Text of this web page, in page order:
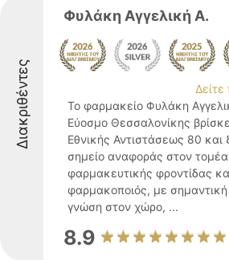
Διακριθέντες
Φυλάκη Αγγελική Α.
Το φαρμακείο Φυλάκη
Εύοσμο Θεσσαλονίκης
Εθνικής Αντιστάσεως 80 και
σημείο αναφοράς στον τομέα
φαρμακευτικής φροντίδας
φαρμακοποιός, με σημαντική
γνώση στον χώρο, ...
8.9